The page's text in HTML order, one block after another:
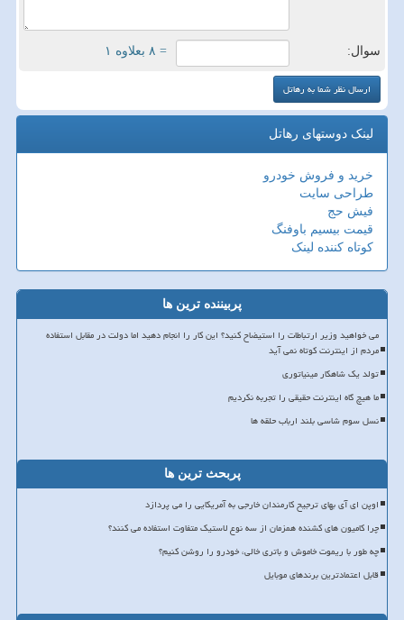
سوال: = ۸ بعلاوه ۱
لینک دوستهای رهاتل
خرید و فروش خودرو
طراحی سایت
فیش حج
قیمت بیسیم باوفنگ
کوتاه کننده لینک
پربیننده ترین ها
می خواهید وزیر ارتباطات را استیضاح کنید؟ این کار را انجام دهید اما دولت در مقابل استفاده
مردم از اینترنت کوتاه نمی آید
تولد یک شاهکار مینیاتوری
ما هیچ گاه اینترنت حقیقی را تجربه نکردیم
نسل سوم شاسی بلند ارباب حلقه ها
پربحث ترین ها
اوپن ای آی بهای ترجیح کارمندان خارجی به آمریکایی را می پردازد
چرا کامیون های کشنده همزمان از سه نوع لاستیک متفاوت استفاده می کنند؟
چه طور با ریموت خاموش و باتری خالی، خودرو را روشن کنیم؟
قابل اعتمادترین برندهای موبایل